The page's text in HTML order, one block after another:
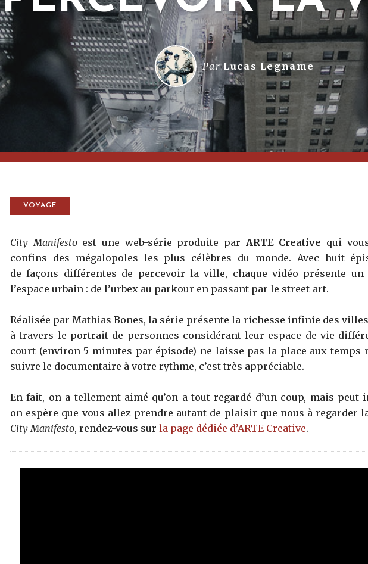
ParLucas Legname
VOYAGE
City Manifestoest une web-série produite par ARTE Creative qui
confins des mégalopoles les plus célèbres du monde. Avec huit
de façons différentes de percevoir la ville, chaque vidéo présente
l’espace urbain : de l’urbex au parkour en passant par le street-art.
Réalisée par Mathias Bones, la série présente la richesse infinie des
à travers le portrait de personnes considérant leur espace de vie
court (environ 5 minutes par épisode) ne laisse pas la place aux
suivre le documentaire à votre rythme, c’est très appréciable.
En fait, on a tellement aimé qu’on a tout regardé d’un coup, mais peut
on espère que vous allez prendre autant de plaisir que nous à regarder
City Manifesto, rendez-vous sur la page dédiée d’ARTE Creative.